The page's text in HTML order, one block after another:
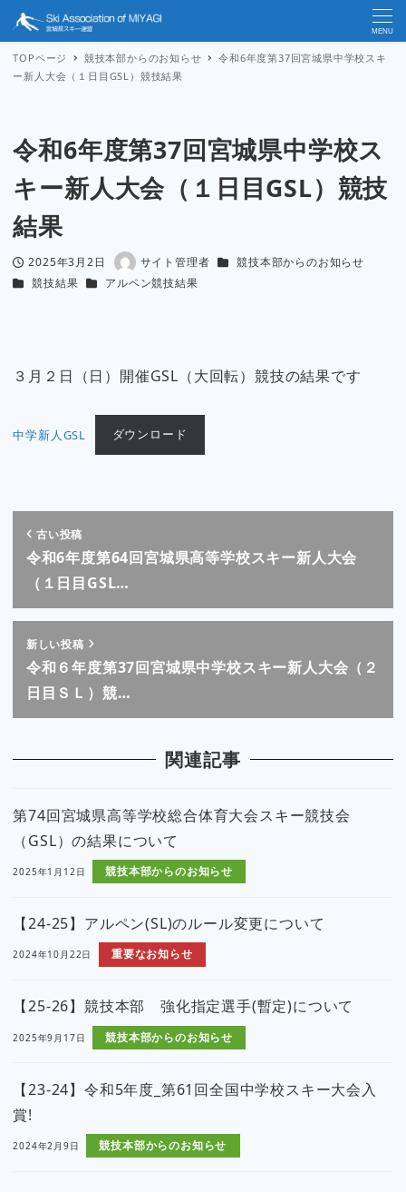
MENU
TOPページ 競技本部からのお知らせ
令和6年度第37回宮城県中学校スキ
ー新人大会（１日目GSL）競技結果
令和6年度第37回宮城県中学校ス
キー新人大会（１日目GSL）競技
結果
投稿日
2025年3月2日
著
者
サイト管理者 カテゴリー
競技本部からのお知らせ
カテゴリー
競技結果 カテゴリー
アルペン競技結果
３月２日（日）開催GSL（大回転）競技の結果です
中学新人GSL ダウンロード
古い投稿
令和6年度第64回宮城県高等学校スキー新人大会
（１日目GSL…
新しい投稿
令和６年度第37回宮城県中学校スキー新人大会（２
日目ＳＬ）競…
関連記事
第74回宮城県高等学校総合体育大会スキー競技会
（GSL）の結果について
2025年1月12日 競技本部からのお知らせ
【24-25】アルペン(SL)のルール変更について
2024年10月22日 重要なお知らせ
【25-26】競技本部 強化指定選手(暫定)について
2025年9月17日 競技本部からのお知らせ
【23-24】令和5年度_第61回全国中学校スキー大会入
賞!
2024年2月9日 競技本部からのお知らせ